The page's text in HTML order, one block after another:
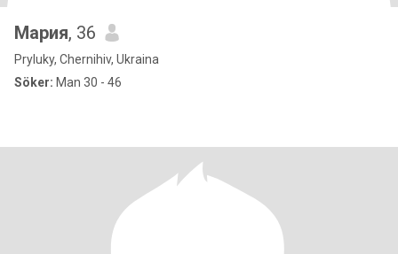
Мария, 36
Pryluky, Chernihiv, Ukraina
Söker: Man 30 - 46